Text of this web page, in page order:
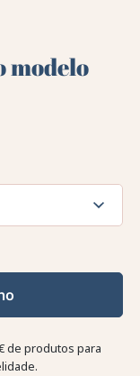
modelo
de produtos para